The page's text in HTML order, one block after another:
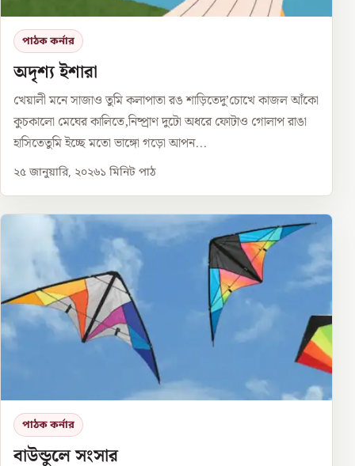
পাঠক কর্নার
অদৃশ্য ইশারা
খেয়ালী মনে সাজাও তুমি কলাপাতা রঙ শাড়িতেদু’চোখে কাজল আঁকো
কুচকালো মেঘের কালিতে,নিষ্প্রাণ দুটো অধরে ফোটাও গোলাপ রাঙা
হাসিতেতুমি ইচ্ছে মতো ভাঙ্গো গড়ো আপন...
২৫ জানুয়ারি, ২০২৬১ মিনিট পাঠ
পাঠক কর্নার
বাউন্ডুলে সংসার